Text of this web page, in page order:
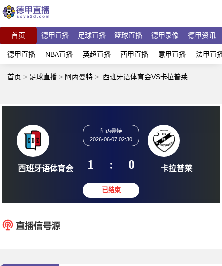
首页 德甲直播 足球直播 篮球直播 德甲录像 德甲资讯
德甲直播 NBA直播 英超直播 西甲直播 意甲直播 法甲直
首页 > 足球直播 > 阿丙曼特 > 西班牙语体育会VS卡拉普莱
西班牙语体育会
阿丙曼特
2026-06-07 02:30
1 : 0 卡拉